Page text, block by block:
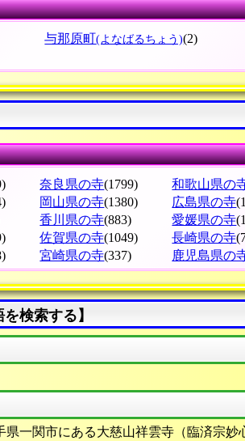
与那原町(よなばるちょう)(2)
奈良県の寺(1799) 和歌山県の
岡山県の寺(1380) 広島県の寺
香川県の寺(883) 愛媛県の寺
佐賀県の寺(1049) 長崎県の寺
宮崎県の寺(337) 鹿児島県の
検索する】
一関市にある大慈山祥雲寺（臨済宗妙